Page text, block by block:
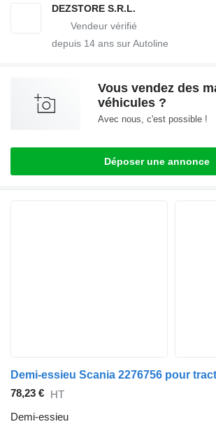
DEZSTORE S.R.L.
depuis 14 ans sur Autoline
Vous vendez des
véhicules ?
Avec nous, c'est possible !
Déposer une annonce
78,23 € HT
Demi-essieu